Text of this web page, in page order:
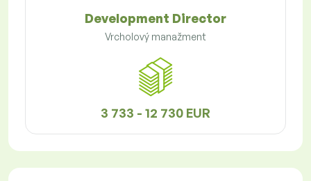
Development Director
Vrcholový manažment
3 733 - 12 730 EUR